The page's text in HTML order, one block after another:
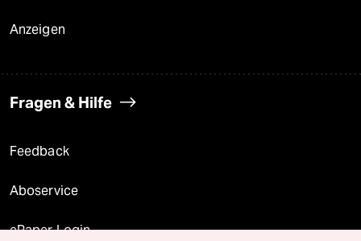
Anzeigen
Fragen & Hilfe
Feedback
Aboservice
ePaper Login